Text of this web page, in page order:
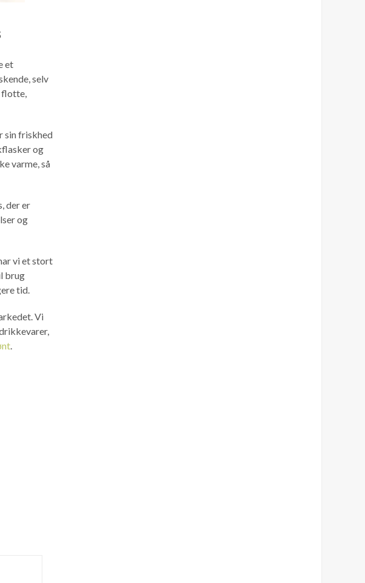
et
selv
flotte,
sin friskhed
og
varme, så
der er
og
vi et stort
brug
tid.
Vi
.